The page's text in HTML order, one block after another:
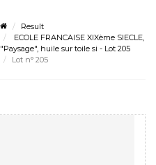
Result
ECOLE FRANCAISE XIXème SIECLE,
"Paysage", huile sur toile si - Lot 205
Lot n° 205